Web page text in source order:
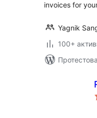
invoices for
Yagnik
100+